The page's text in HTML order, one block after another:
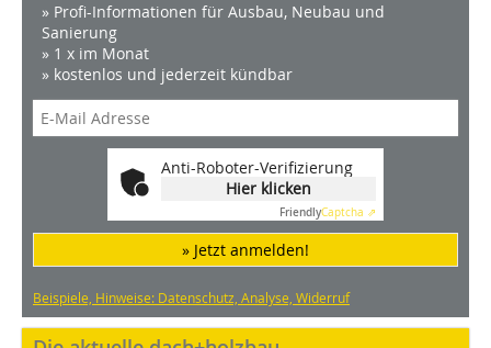
» Profi-Informationen für Ausbau, Neubau und
Sanierung
» 1 x im Monat
» kostenlos und jederzeit kündbar
Anti-Roboter-Verifizierung
Hier klicken
FriendlyCaptcha ⇗
» Jetzt anmelden!
Beispiele, Hinweise: Datenschutz, Analyse, Widerruf